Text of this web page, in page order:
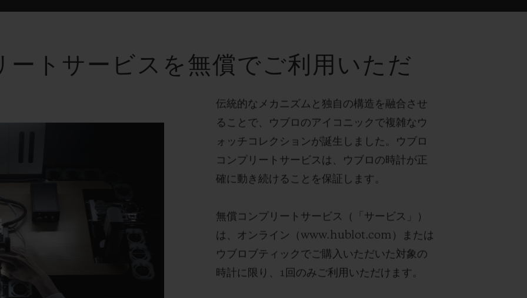
ートサービスを無償でご利用いただ
伝統的なメカニズムと独自の構造を融合させ
ることで、ウブロのアイコニックで複雑なウ
ォッチコレクションが誕生しました。ウブロ
コンプリートサービスは、ウブロの時計が正
確に動き続けることを保証します。
無償コンプリートサービス（「サービス」）
は、オンライン（www.hublot.com）または
ウブロブティックでご購入いただいた対象の
時計に限り、1回のみご利用いただけます。